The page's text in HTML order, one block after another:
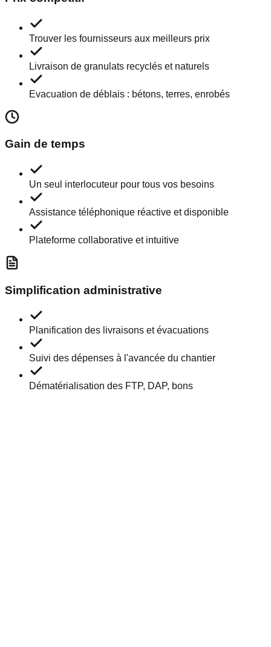
Trouver les fournisseurs aux meilleurs prix
Livraison de granulats recyclés et naturels
Evacuation de déblais : bétons, terres, enrobés
Gain de temps
Un seul interlocuteur pour tous vos besoins
Assistance téléphonique réactive et disponible
Plateforme collaborative et intuitive
Simplification administrative
Planification des livraisons et évacuations
Suivi des dépenses à l'avancée du chantier
Dématérialisation des FTP, DAP, bons